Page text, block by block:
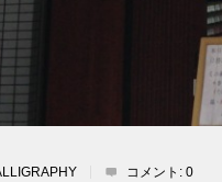
コメント: 0